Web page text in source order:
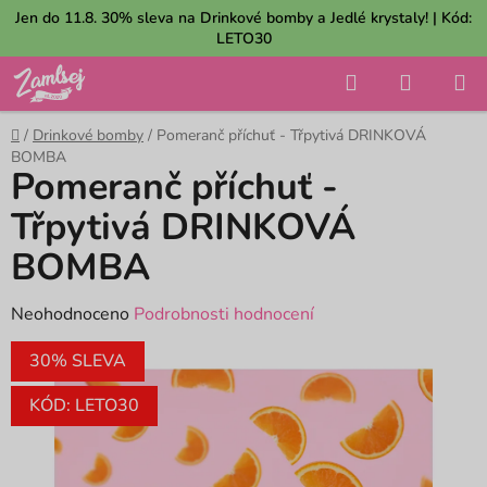
Přejít
obsah
Jen do 11.8. 30% sleva na Drinkové bomby a Jedlé krystaly! | Kód:
LETO30
Hledat
KOŠÍK
Domů
/ Drinkové bomby / Pomeranč příchuť - Třpytivá DRINKOVÁ
BOMBA
Pomeranč příchuť -
Třpytivá DRINKOVÁ
BOMBA
Průměrné
hodnocení
produktu
0,0
Neohodnoceno Podrobnosti hodnocení
30% SLEVA
KÓD: LETO30